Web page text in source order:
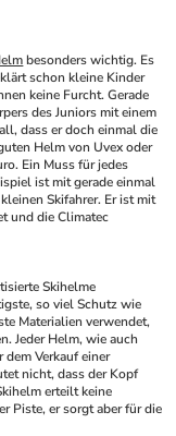
besonders wichtig. Es
schon kleine Kinder
keine Furcht. Gerade
des Juniors mit einem
dass er doch einmal die
Helm von Uvex oder
Ein Muss für jedes
ist mit gerade einmal
Skifahrer. Er ist mit
und die Climatec
Skihelme
so viel Schutz wie
Materialien verwendet,
Jeder Helm, wie auch
dem Verkauf einer
nicht, dass der Kopf
erteilt keine
Piste, er sorgt aber für die